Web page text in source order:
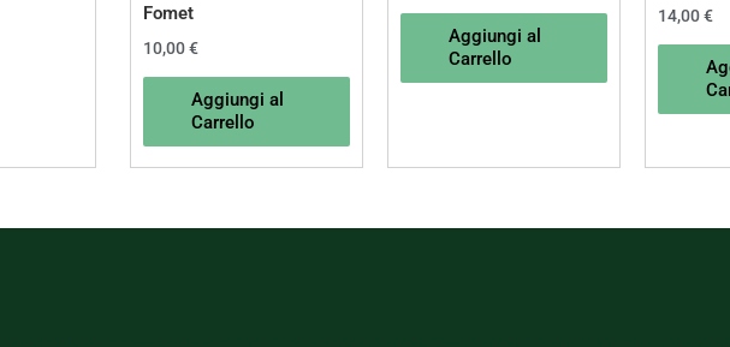
Fomet
10,00€
Aggiungi al
Carrello
Aggiungi al
Carrello
14,00€